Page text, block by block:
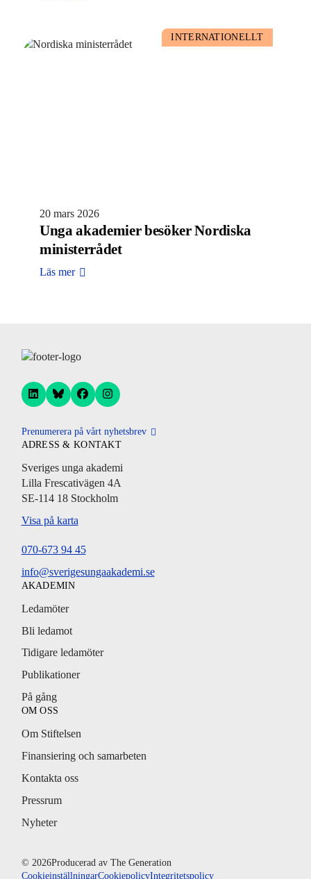
INTERNATIONELLT
20 mars 2026
Unga akademier besöker Nordiska
ministerrådet
Läs mer
Prenumerera på vårt nyhetsbrev
ADRESS & KONTAKT
Sveriges unga akademi
Lilla Frescativägen 4A
SE-114 18 Stockholm
Visa på karta
070-673 94 45
info@sverigesungaakademi.se
AKADEMIN
Ledamöter
Bli ledamot
Tidigare ledamöter
Publikationer
På gång
OM OSS
Om Stiftelsen
Finansiering och samarbeten
Kontakta oss
Pressrum
Nyheter
© 2026Producerad av The Generation
CookieinställningarCookiepolicyIntegritetspolicy